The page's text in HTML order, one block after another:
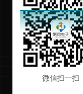
微信扫一扫